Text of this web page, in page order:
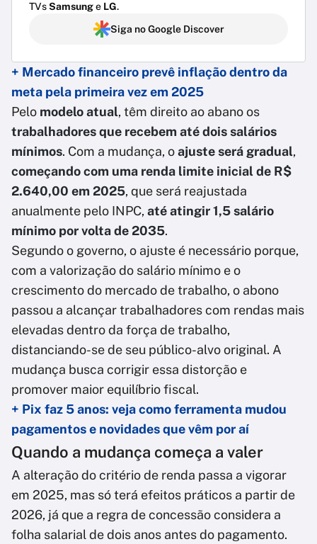
TVsSamsunge LG.
Siga no Google Discover
+ Mercado financeiro prevê inflação dentro da
meta pela primeira vez em 2025
Pelo modelo atual, têm direito ao abano os
trabalhadores que recebem até dois salários
mínimos. Com a mudança, oajuste será gradual,
começando com uma renda limite inicial de R$
2.640,00 em 2025, que será reajustada
anualmente pelo INPC, até atingir 1,5 salário
mínimo por volta de 2035.
Segundo o governo, o ajuste é necessário porque,
com a valorização do salário mínimo e o
crescimento do mercado de trabalho, o abono
passou a alcançar trabalhadores com rendas mais
elevadas dentro da força de trabalho,
distanciando-se de seu público-alvo original. A
mudança busca corrigir essa distorção e
promover maior equilíbrio fiscal.
+ Pix faz 5 anos: veja como ferramenta mudou
pagamentos e novidades que vêm por aí
Quando a mudança começa a valer
A alteração do critério de renda passa a vigorar
em 2025, mas só terá efeitos práticos a partir de
2026, já que a regra de concessão considera a
folha salarial de dois anos antes do pagamento.